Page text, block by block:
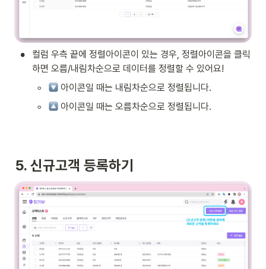
•
컬럼 우측 끝에 정렬아이콘이 있는 경우, 정렬아이콘을 클릭
하면 오름/내림차순으로 데이터를 정렬할 수 있어요!
◦ 아이콘일 때는 내림차순으로 정렬됩니다.
◦ 아이콘일 때는 오름차순으로 정렬됩니다.
5. 신규고객 등록하기